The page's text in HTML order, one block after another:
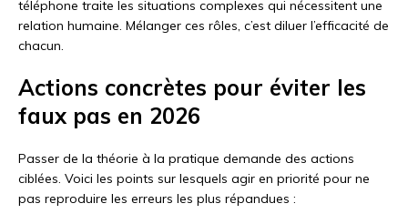
téléphone traite les situations complexes qui nécessitent une
relation humaine. Mélanger ces rôles, c’est diluer l’efficacité de
chacun.
Actions concrètes pour éviter les
faux pas en 2026
Passer de la théorie à la pratique demande des actions
ciblées. Voici les points sur lesquels agir en priorité pour ne
pas reproduire les erreurs les plus répandues :